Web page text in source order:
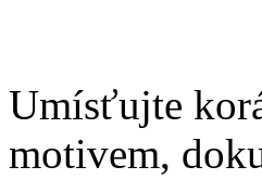
Umísťujte
motivem,